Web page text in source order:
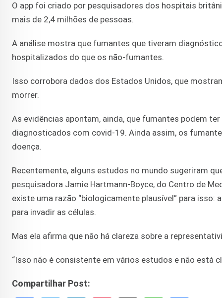
O app foi criado por pesquisadores dos hospitais
mais de 2,4 milhões de pessoas.
A análise mostra que fumantes que tiveram
hospitalizados do que os não-fumantes.
Isso corrobora dados dos Estados Unidos, que
morrer.
As evidências apontam, ainda, que fumantes podem
diagnosticados com covid-19. Ainda assim, os
doença.
Recentemente, alguns estudos no mundo sugeriram
pesquisadora Jamie Hartmann-Boyce, do Centro de
existe uma razão “biologicamente plausível” para
para invadir as células.
Mas ela afirma que não há clareza sobre a
“Isso não é consistente em vários estudos e não está
Compartilhar Post: